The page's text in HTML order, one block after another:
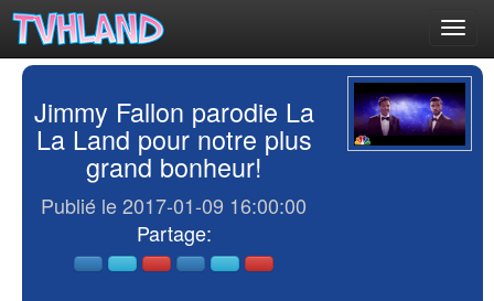
Jimmy Fallon parodie La
La Land pour notre plus
grand bonheur!
Publié le 2017-01-09 16:00:00
Partage: